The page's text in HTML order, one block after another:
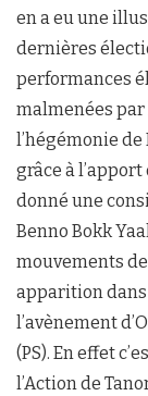
en a eu une
dernières
performances
malmenées par
l’hégémonie
grâce à
donné une
Benno Bokk
mouvements
apparition dans
l’avènement
(PS). En effet
l’Action de